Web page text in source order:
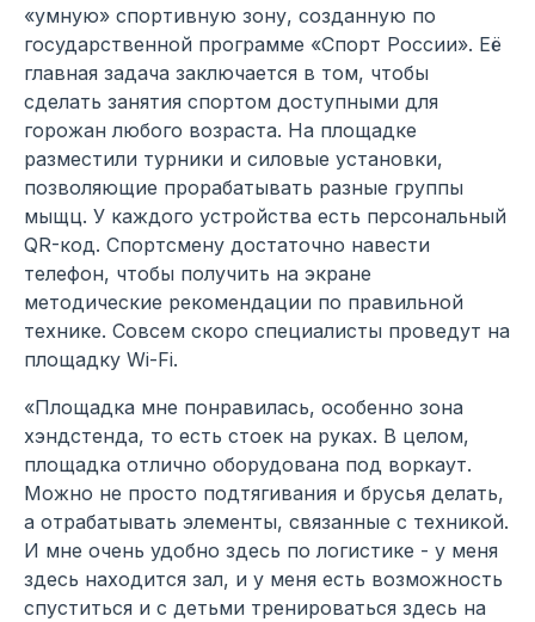
«умную» спортивную зону, созданную по
государственной программе «Спорт России». Её
главная задача заключается в том, чтобы
сделать занятия спортом доступными для
горожан любого возраста. На площадке
разместили турники и силовые установки,
позволяющие прорабатывать разные группы
мыщц. У каждого устройства есть персональный
QR-код. Спортсмену достаточно навести
телефон, чтобы получить на экране
методические рекомендации по правильной
технике. Совсем скоро специалисты проведут на
площадку Wi-Fi.
«Площадка мне понравилась, особенно зона
хэндстенда, то есть стоек на руках. В целом,
площадка отлично оборудована под воркаут.
Можно не просто подтягивания и брусья делать,
а отрабатывать элементы, связанные с техникой.
И мне очень удобно здесь по логистике - у меня
здесь находится зал, и у меня есть возможность
спуститься и с детьми тренироваться здесь на